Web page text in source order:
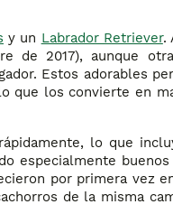
y un Labrador Retriever.
de 2017), aunque
Estos adorables
que los convierte en
lo que
especialmente
por primera vez
de la misma